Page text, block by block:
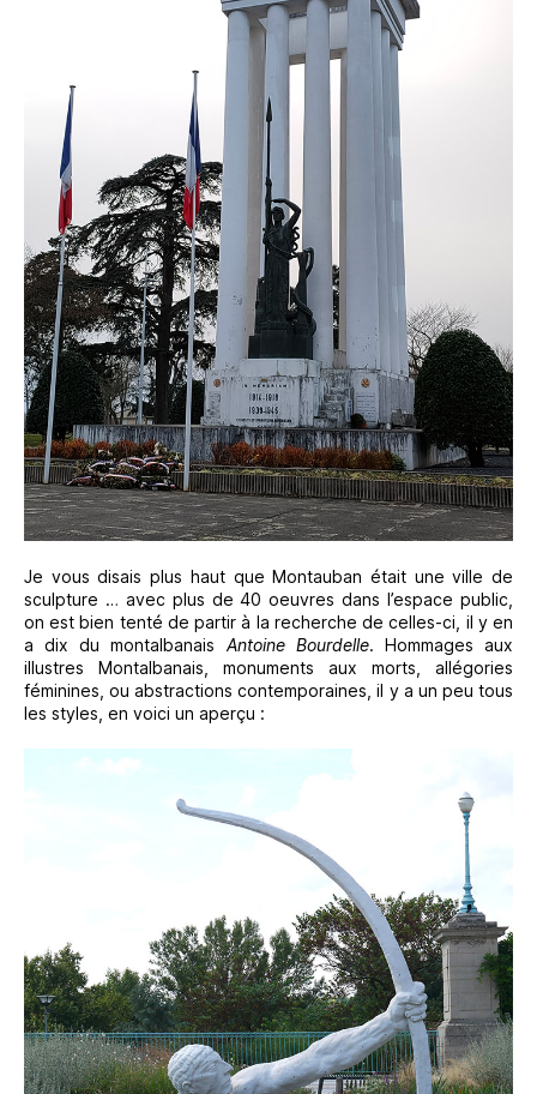
Je vous disais plus haut que Montauban était une ville de
sculpture … avec plus de 40 oeuvres dans l’espace public,
on est bien tenté de partir à la recherche de celles-ci, il y en
a dix du montalbanais Antoine Bourdelle. Hommages aux
illustres Montalbanais, monuments aux morts, allégories
féminines, ou abstractions contemporaines, il y a un peu tous
les styles, en voici un aperçu :